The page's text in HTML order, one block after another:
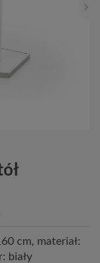
cm, materiał:
biały